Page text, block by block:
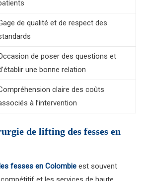
de qualité et de respect des
de poser des questions et
une bonne relation
claire des coûts
à l’intervention
de lifting des fesses en
fesses en Colombie est souvent